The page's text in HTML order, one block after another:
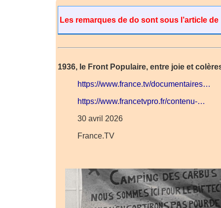
Les remarques de do sont sous l’article
1936, le Front Populaire, entre joie et
https://www.france.tv/documentaires…
https://www.francetvpro.fr/contenu-…
30 avril 2026
France.TV